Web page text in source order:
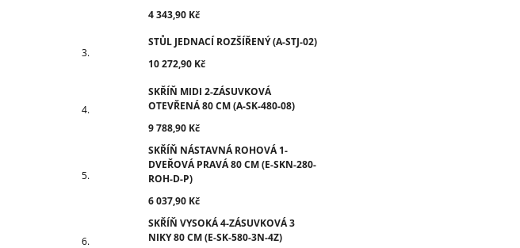
4 343,90 Kč
STŮL JEDNACÍ ROZŠÍŘENÝ (A-STJ-02)
10 272,90 Kč
SKŘÍŇ MIDI 2-ZÁSUVKOVÁ
OTEVŘENÁ 80 CM (A-SK-480-08)
9 788,90 Kč
SKŘÍŇ NÁSTAVNÁ ROHOVÁ 1-
DVEŘOVÁ PRAVÁ 80 CM (E-SKN-280-
ROH-D-P)
6 037,90 Kč
SKŘÍŇ VYSOKÁ 4-ZÁSUVKOVÁ 3
NIKY 80 CM (E-SK-580-3N-4Z)